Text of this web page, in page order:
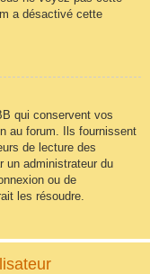
a désactivé cette
qui conservent vos
au forum. Ils fournissent
de lecture des
un administrateur du
ou de
les résoudre.